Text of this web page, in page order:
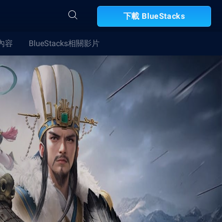
下載 BlueStacks
容 BlueStacks相關影片